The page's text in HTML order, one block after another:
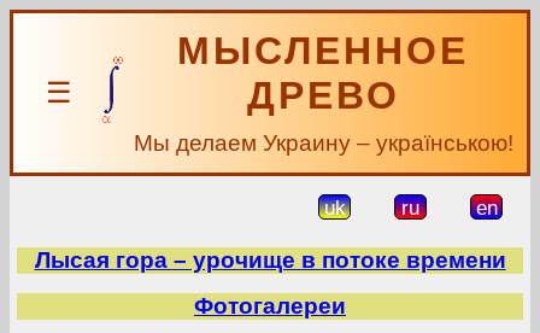
☰
МЫСЛЕННОЕ
ДРЕВО
Мы делаем Украину – українською!
uk ru en
Лысая гора – урочище в потоке времени
Фотогалереи